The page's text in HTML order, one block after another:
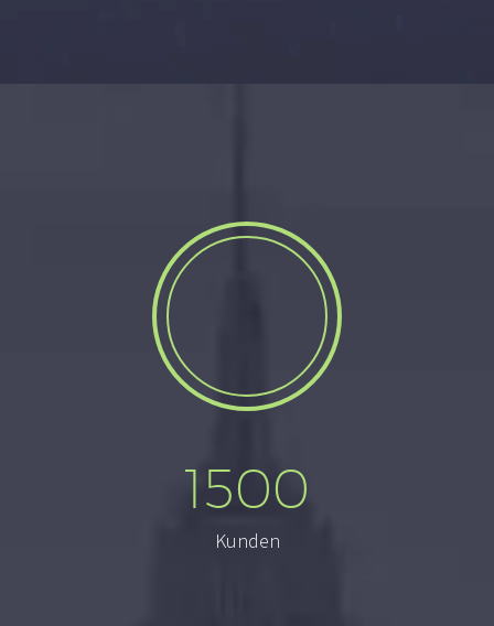
1500
Kunden